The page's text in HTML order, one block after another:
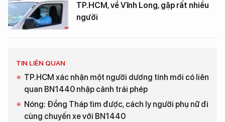
TP.HCM, về Vĩnh Long, gặp rất nhiều
người
TIN LIÊN QUAN
TP.HCM xác nhận một người dương tính mới có liên
quan BN1440 nhập cảnh trái phép
Nóng: Đồng Tháp tìm được, cách ly người phụ nữ đi
cùng chuyến xe với BN1440